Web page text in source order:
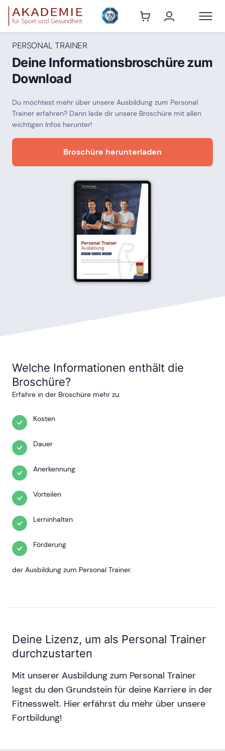
PERSONAL TRAINER
Deine Informationsbroschüre zum
Download
Du möchtest mehr über unsere Ausbildung zum Personal
Trainer erfahren? Dann lade dir unsere Broschüre mit allen
wichtigen Infos herunter!
Broschüre herunterladen
Welche Informationen enthält die
Broschüre?
Erfahre in der Broschüre mehr zu:
Kosten
Dauer
Anerkennung
Vorteilen
Lerninhalten
Förderung
der Ausbildung zum Personal Trainer.
Deine Lizenz, um als Personal Trainer
durchzustarten
Mit unserer Ausbildung zum Personal Trainer
legst du den Grundstein für deine Karriere in der
Fitnesswelt. Hier erfährst du mehr über unsere
Fortbildung!